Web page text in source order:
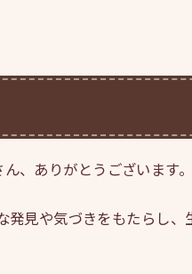
、ありがとうございます。
発見や気づきをもたらし